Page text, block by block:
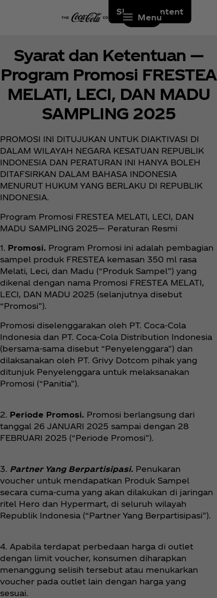
Skip to content
Menu
Syarat dan Ketentuan —
Program Promosi FRESTEA
MELATI, LECI, DAN MADU
SAMPLING 2025
PROMOSI INI DITUJUKAN UNTUK DIAKTIVASI DI
DALAM WILAYAH NEGARA KESATUAN REPUBLIK
INDONESIA DAN PERATURAN INI HANYA BOLEH
DITAFSIRKAN DALAM BAHASA INDONESIA
MENURUT HUKUM YANG BERLAKU DI REPUBLIK
INDONESIA.
Program Promosi FRESTEA MELATI, LECI, DAN
MADU SAMPLING 2025— Peraturan Resmi
1. Promosi. Program Promosi ini adalah pembagian
sampel produk FRESTEA kemasan 350 ml rasa
Melati, Leci, dan Madu (“Produk Sampel”) yang
dikenal dengan nama Promosi FRESTEA MELATI,
LECI, DAN MADU 2025 (selanjutnya disebut
“Promosi”).
Promosi diselenggarakan oleh PT. Coca‑Cola
Indonesia dan PT. Coca‑Cola Distribution Indonesia
(bersama-sama disebut “Penyelenggara”) dan
dilaksanakan oleh PT. Grivy Dotcom pihak yang
ditunjuk Penyelenggara untuk melaksanakan
Promosi (“Panitia”).
2. Periode Promosi. Promosi berlangsung dari
tanggal 26 JANUARI 2025 sampai dengan 28
FEBRUARI 2025 (“Periode Promosi”).
3. Partner Yang Berpartisipasi. Penukaran
voucher untuk mendapatkan Produk Sampel
secara cuma-cuma yang akan dilakukan di jaringan
ritel Hero dan Hypermart, di seluruh wilayah
Republik Indonesia (“Partner Yang Berpartisipasi”).
4. Apabila terdapat perbedaan harga di outlet
dengan limit voucher, konsumen diharapkan
menanggung selisih tersebut atau menukarkan
voucher pada outlet lain dengan harga yang
sesuai.